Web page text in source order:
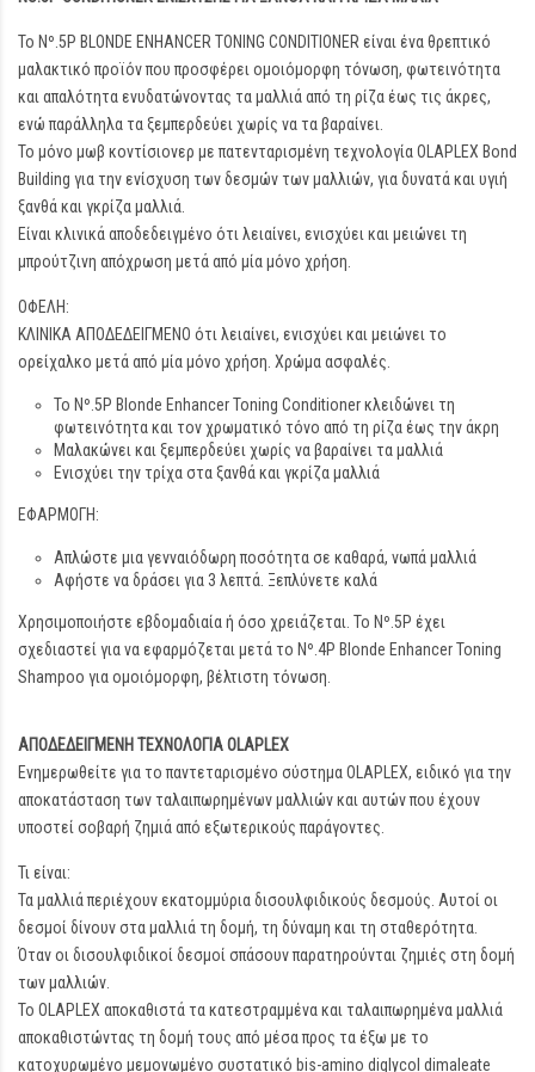
Το Nº.5P BLONDE ENHANCER TONING CONDITIONER είναι ένα θρεπτικό
μαλακτικό προϊόν που προσφέρει ομοιόμορφη τόνωση, φωτεινότητα
και απαλότητα ενυδατώνοντας τα μαλλιά από τη ρίζα έως τις άκρες,
ενώ παράλληλα τα ξεμπερδεύει χωρίς να τα βαραίνει.
Το μόνο μωβ κοντίσιονερ με πατενταρισμένη τεχνολογία OLAPLEX Bond
Building για την ενίσχυση των δεσμών των μαλλιών, για δυνατά και υγιή
ξανθά και γκρίζα μαλλιά.
Είναι κλινικά αποδεδειγμένο ότι λειαίνει, ενισχύει και μειώνει τη
μπρούτζινη απόχρωση μετά από μία μόνο χρήση.
ΟΦΕΛΗ:
ΚΛΙΝΙΚΑ ΑΠΟΔΕΔΕΙΓΜΕΝΟ ότι λειαίνει, ενισχύει και μειώνει το
ορείχαλκο μετά από μία μόνο χρήση. Χρώμα ασφαλές.
Το Nº.5P Blonde Enhancer Toning Conditioner κλειδώνει τη
φωτεινότητα και τον χρωματικό τόνο από τη ρίζα έως την άκρη
Μαλακώνει και ξεμπερδεύει χωρίς να βαραίνει τα μαλλιά
Ενισχύει την τρίχα στα ξανθά και γκρίζα μαλλιά
ΕΦΑΡΜΟΓΗ:
Απλώστε μια γενναιόδωρη ποσότητα σε καθαρά, νωπά μαλλιά
Αφήστε να δράσει για 3 λεπτά. Ξεπλύνετε καλά
Χρησιμοποιήστε εβδομαδιαία ή όσο χρειάζεται. Το Nº.5P έχει
σχεδιαστεί για να εφαρμόζεται μετά το Nº.4P Blonde Enhancer Toning
Shampoo για ομοιόμορφη, βέλτιστη τόνωση.
ΑΠΟΔΕΔΕΙΓΜΕΝΗ ΤΕΧΝΟΛΟΓΙΑ OLAPLEX
Ενημερωθείτε για το παντεταρισμένο σύστημα OLAPLEX, ειδικό για την
αποκατάσταση των ταλαιπωρημένων μαλλιών και αυτών που έχουν
υποστεί σοβαρή ζημιά από εξωτερικούς παράγοντες.
Τι είναι:
Τα μαλλιά περιέχουν εκατομμύρια δισουλφιδικούς δεσμούς. Αυτοί οι
δεσμοί δίνουν στα μαλλιά τη δομή, τη δύναμη και τη σταθερότητα.
Όταν οι δισουλφιδικοί δεσμοί σπάσουν παρατηρούνται ζημιές στη δομή
των μαλλιών.
Το OLAPLEX αποκαθιστά τα κατεστραμμένα και ταλαιπωρημένα μαλλιά
αποκαθιστώντας τη δομή τους από μέσα προς τα έξω με το
κατοχυρωμένο μεμονωμένο συστατικό bis-amino diglycol dimaleate